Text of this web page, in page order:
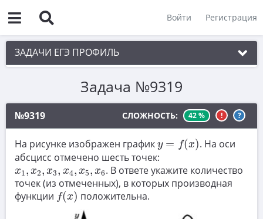
Войти Регистрация
ЗАДАЧИ ЕГЭ ПРОФИЛЬ
1. Планиметрия
2. Векторы
3. Стереометрия
4. Классическое определение вероятности
5. Теория вероятностей
6. Уравнения
7. Нахождение значений выражений
Задача №9319
№9319 СЛОЖНОСТЬ: 42 % ! ?
На рисунке изображен график y = f(x)
y x)
. На оси
абсцисс отмечено шесть точек:
x1, x2, x3, x4, x5, x6
x1 x2 x3 x4 x5, x6 . В ответе укажите количество
точек (из отмеченных), в которых производная
функции f(x)
f(x) положительна.